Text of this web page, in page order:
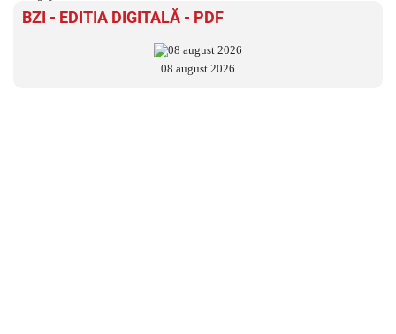
BZI - EDITIA DIGITALĂ - PDF
08 august 2026